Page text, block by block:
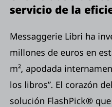
servicio de la
Messaggerie Libri ha
millones de euros en
m², apodada
los libros”. El corazón
solución FlashPick®